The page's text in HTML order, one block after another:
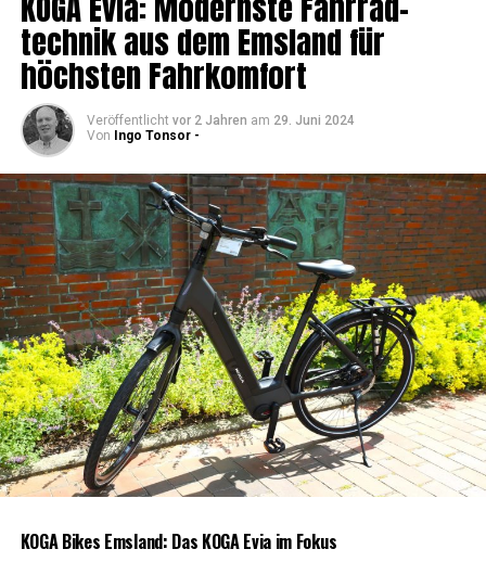
tech­nik aus dem Ems­land für
höchs­ten Fahrkomfort
Veröffentlicht vor 2 Jahren am 29. Juni 2024
Von Ingo Tonsor -
KOGA Bikes Ems­land: Das KOGA Evia im Fokus